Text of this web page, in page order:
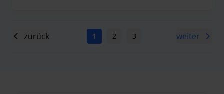
zurück 1 2 3 6
weiter